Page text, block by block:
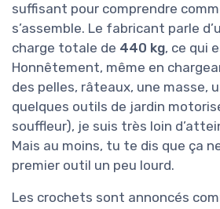
suffisant pour comprendre
s’assemble. Le fabricant parle
charge totale de 440 kg, ce qui
Honnêtement, même en
des pelles, râteaux, une masse,
quelques outils de jardin
souffleur), je suis très loin
Mais au moins, tu te dis que ça
premier outil un peu lourd.
Les crochets sont annoncés